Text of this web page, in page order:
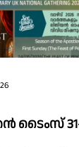
ടൈംസ്